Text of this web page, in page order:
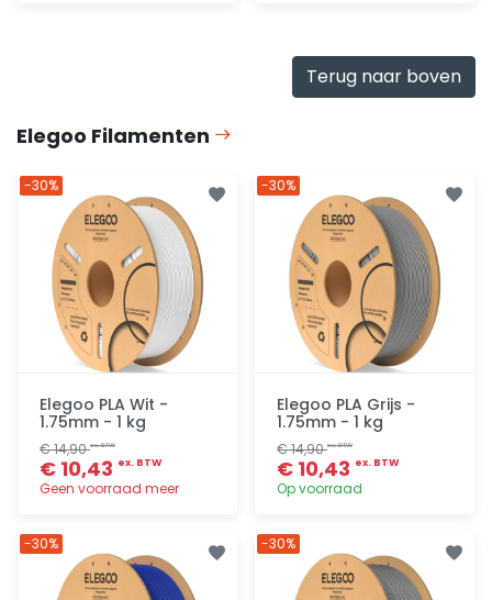
Terug naar boven
Elegoo Filamenten
Elegoo PLA Wit -
1.75mm - 1 kg
€ 14,90ex. BTW
€ 10,43 ex. BTW
Geen voorraad meer
-30%
Elegoo PLA Grijs -
1.75mm - 1 kg
€ 14,90ex. BTW
€ 10,43 ex. BTW
Op voorraad
-30%
-30% -30%